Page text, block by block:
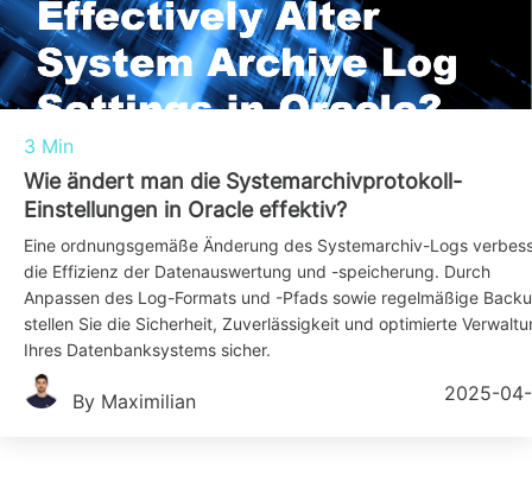
3 Min
Wie ändert man die Systemarchivprotokoll-
Einstellungen in Oracle effektiv?
Eine ordnungsgemäße Änderung des Systemarchiv-Logs
die Effizienz der Datenauswertung und -speicherung. Durch
Anpassen des Log-Formats und -Pfads sowie regelmäßige
stellen Sie die Sicherheit, Zuverlässigkeit und optimierte
Ihres Datenbanksystems sicher.
By Maximilian 2025-